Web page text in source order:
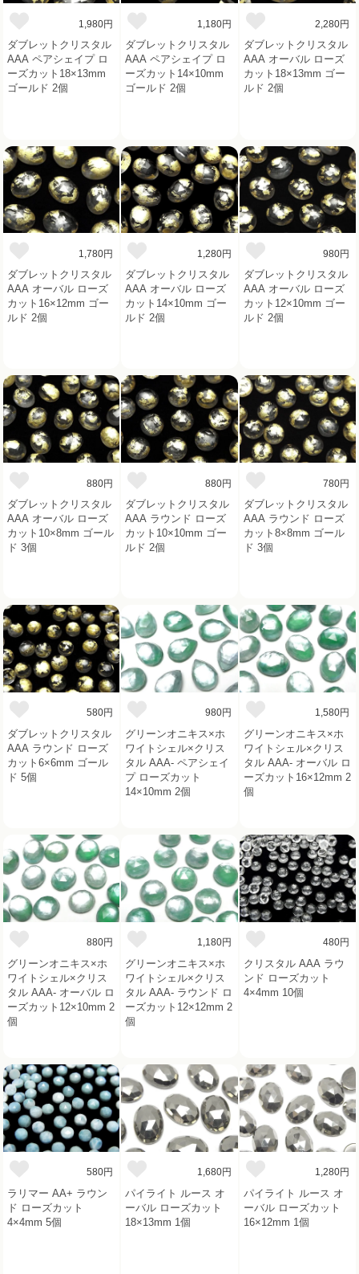
1,980円
ダブレットクリスタル
AAA ペアシェイプ ロ
ーズカット18×13mm
ゴールド 2個
1,180円
ダブレットクリスタル
AAA ペアシェイプ ロ
ーズカット14×10mm
ゴールド 2個
2,280円
ダブレットクリスタル
AAA オーバル ローズ
カット18×13mm ゴー
ルド 2個
1,780円
ダブレットクリスタル
AAA オーバル ローズ
カット16×12mm ゴー
ルド 2個
1,280円
ダブレットクリスタル
AAA オーバル ローズ
カット14×10mm ゴー
ルド 2個
980円
ダブレットクリスタル
AAA オーバル ローズ
カット12×10mm ゴー
ルド 2個
880円
ダブレットクリスタル
AAA オーバル ローズ
カット10×8mm ゴール
ド 3個
880円
ダブレットクリスタル
AAA ラウンド ローズ
カット10×10mm ゴー
ルド 2個
780円
ダブレットクリスタル
AAA ラウンド ローズ
カット8×8mm ゴール
ド 3個
580円
ダブレットクリスタル
AAA ラウンド ローズ
カット6×6mm ゴール
ド 5個
980円
グリーンオニキス×ホ
ワイトシェル×クリス
タル AAA- ペアシェイ
プ ローズカット
14×10mm 2個
1,580円
グリーンオニキス×ホ
ワイトシェル×クリス
タル AAA- オーバル ロ
ーズカット16×12mm 2
個
880円
グリーンオニキス×ホ
ワイトシェル×クリス
タル AAA- オーバル ロ
ーズカット12×10mm 2
個
1,180円
グリーンオニキス×ホ
ワイトシェル×クリス
タル AAA- ラウンド ロ
ーズカット12×12mm 2
個
480円
クリスタル AAA ラウ
ンド ローズカット
4×4mm 10個
580円
ラリマー AA+ ラウン
ド ローズカット
4×4mm 5個
1,680円
パイライト ルース オ
ーバル ローズカット
18×13mm 1個
1,280円
パイライト ルース オ
ーバル ローズカット
16×12mm 1個